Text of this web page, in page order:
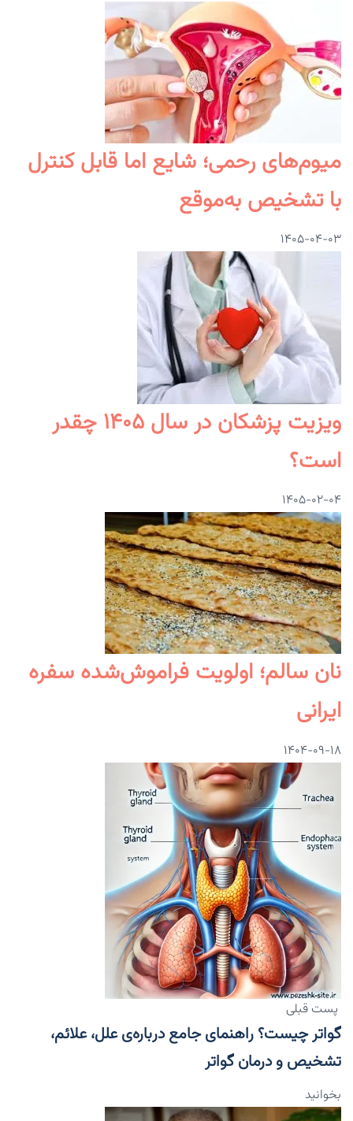
میوم‌های رحمی؛ شایع اما قابل کنترل
با تشخیص به‌موقع
۱۴۰۵-۰۴-۰۳
ویزیت پزشکان در سال ۱۴۰۵ چقدر
است؟
۱۴۰۵-۰۲-۰۴
نان سالم؛ اولویت فراموش‌شده سفره
ایرانی
۱۴۰۴-۰۹-۱۸
پست قبلی
گواتر چیست؟ راهنمای جامع درباره‌ی علل، علائم،
تشخیص و درمان گواتر
بخوانید